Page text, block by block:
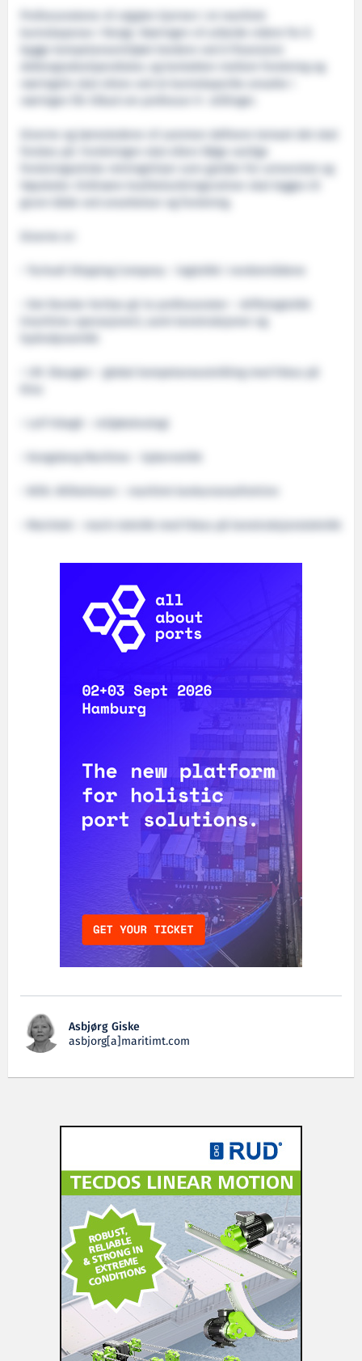
Professoratene vil utgjøre kjernen i et maritimt
kunnskapsnav i Norge. Næringen vil arbeide videre for å
bygge kompetansemiljøet bredere ved å finansiere
doktorgradsstipendiater, og kontakten mellom forskning og
næringsliv skal sikres ved at kunnskapsrike ansatte i
næringen får tilbud om professor II- stillinger.
Giverne og lærestedene vil sammen definere temaet det skal
forskes på. Forskningen skal ellers følge vanlige
forskningsetiske retningslinjer som gjelder for universitet og
høyskoler. Ordinære kvalitetssikringsrutiner skal legges til
grunn både ved ansettelser og forskning.
Giverne er:
• Tschudi Shipping Company – logistikk i nordområdene
• Det Norske Veritas gir to professorater – driftslogistikk
(maritime operasjoner), samt konstruksjoner og
hydrodynamikk
• I.M. Skaugen – global kompetanseutvikling med fokus på
• Leif Höegh – miljøteknologi
• Kongsberg Maritime – kybernetikk
• Wilh. Wilhelmsen – maritimt konkurransefortrinn
• Marintek – marin teknikk med fokus på konstruksjonsteknikk
Asbjørg Giske
asbjorg[a]maritimt.com